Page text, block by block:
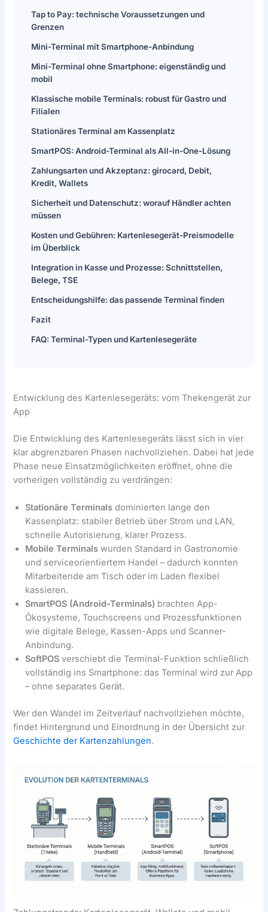
Tap to Pay: technische Voraussetzungen und
Grenzen
Mini-Terminal mit Smartphone-Anbindung
Mini-Terminal ohne Smartphone: eigenständig und
mobil
Klassische mobile Terminals: robust für Gastro und
Filialen
Stationäres Terminal am Kassenplatz
SmartPOS: Android-Terminal als All-in-One-Lösung
Zahlungsarten und Akzeptanz: girocard, Debit,
Kredit, Wallets
Sicherheit und Datenschutz: worauf Händler achten
müssen
Kosten und Gebühren: Kartenlesegerät-Preismodelle
im Überblick
Integration in Kasse und Prozesse: Schnittstellen,
Belege, TSE
Entscheidungshilfe: das passende Terminal finden
Fazit
FAQ: Terminal-Typen und Kartenlesegeräte
Entwicklung des Kartenlesegeräts: vom Thekengerät zur
App
Die Entwicklung des Kartenlesegeräts lässt sich in vier
klar abgrenzbaren Phasen nachvollziehen. Dabei hat jede
Phase neue Einsatzmöglichkeiten eröffnet, ohne die
vorherigen vollständig zu verdrängen:
Stationäre Terminals dominierten lange den
Kassenplatz: stabiler Betrieb über Strom und LAN,
schnelle Autorisierung, klarer Prozess.
Mobile Terminals wurden Standard in Gastronomie
und serviceorientiertem Handel – dadurch konnten
Mitarbeitende am Tisch oder im Laden flexibel
kassieren.
SmartPOS (Android-Terminals) brachten App-
Ökosysteme, Touchscreens und Prozessfunktionen
wie digitale Belege, Kassen-Apps und Scanner-
Anbindung.
SoftPOS verschiebt die Terminal-Funktion schließlich
vollständig ins Smartphone: das Terminal wird zur App
– ohne separates Gerät.
Wer den Wandel im Zeitverlauf nachvollziehen möchte,
findet Hintergrund und Einordnung in der Übersicht zur
Geschichte der Kartenzahlungen.